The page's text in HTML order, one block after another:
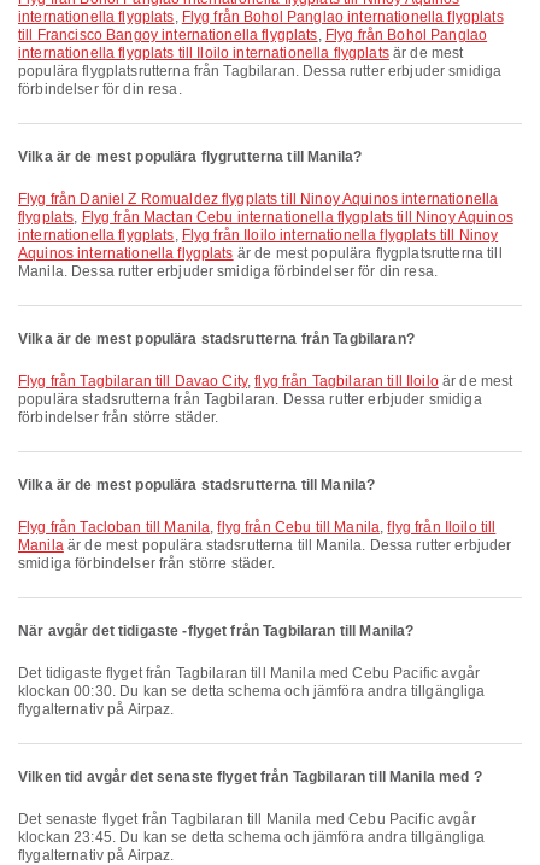
internationella flygplats, Flyg från Bohol Panglao internationella flygplats
till Francisco Bangoy internationella flygplats, Flyg från Bohol Panglao
internationella flygplats till Iloilo internationella flygplatsär de mest
populära flygplatsrutterna från Tagbilaran. Dessa rutter erbjuder smidiga
förbindelser för din resa.
Vilka är de mest populära flygrutterna till Manila?
Flyg från Daniel Z Romualdez flygplats till Ninoy Aquinos internationella
flygplats, Flyg från Mactan Cebu internationella flygplats till Ninoy Aquinos
internationella flygplats, Flyg från Iloilo internationella flygplats till Ninoy
Aquinos internationella flygplats är de mest populära flygplatsrutterna till
Manila. Dessa rutter erbjuder smidiga förbindelser för din resa.
Vilka är de mest populära stadsrutterna från Tagbilaran?
flyg från Tagbilaran till Davao City,flyg från Tagbilaran till Iloiloär de mest
populära stadsrutterna från Tagbilaran. Dessa rutter erbjuder smidiga
förbindelser från större städer.
Vilka är de mest populära stadsrutterna till Manila?
flyg från Tacloban till Manila,flyg från Cebu till Manila,flyg från Iloilo till
Manilaär de mest populära stadsrutterna till Manila. Dessa rutter erbjuder
smidiga förbindelser från större städer.
När avgår det tidigaste -flyget från Tagbilaran till Manila?
Det tidigaste flyget från Tagbilaran till Manila med Cebu Pacific avgår
klockan 00:30. Du kan se detta schema och jämföra andra tillgängliga
flygalternativ på Airpaz.
Vilken tid avgår det senaste flyget från Tagbilaran till Manila med ?
Det senaste flyget från Tagbilaran till Manila med Cebu Pacific avgår
klockan 23:45. Du kan se detta schema och jämföra andra tillgängliga
flygalternativ på Airpaz.